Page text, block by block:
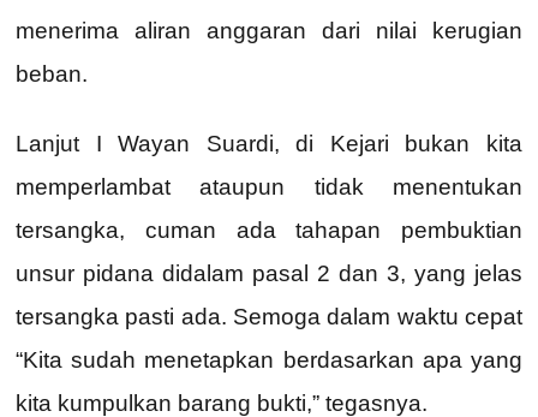
menerima aliran anggaran dari nilai kerugian
beban.
Lanjut I Wayan Suardi, di Kejari bukan kita
memperlambat ataupun tidak menentukan
tersangka, cuman ada tahapan pembuktian
unsur pidana didalam pasal 2 dan 3, yang jelas
tersangka pasti ada. Semoga dalam waktu cepat
“Kita sudah menetapkan berdasarkan apa yang
kita kumpulkan barang bukti,” tegasnya.